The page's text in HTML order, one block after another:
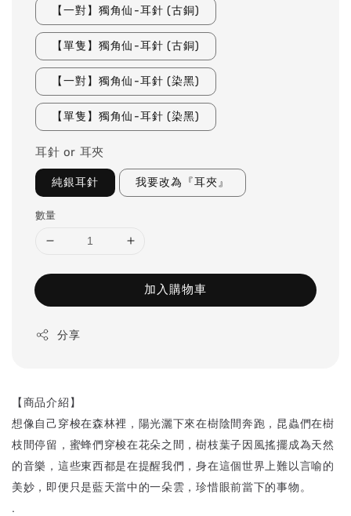
【一對】獨角仙-耳針 (古銅)
【單隻】獨角仙-耳針 (古銅)
【一對】獨角仙-耳針 (染黑)
【單隻】獨角仙-耳針 (染黑)
耳針 or 耳夾
純銀耳針 我要改為『耳夾』
數量
加入購物車
分享
【商品介紹】
想像自己穿梭在森林裡，陽光灑下來在樹陰間奔跑，昆蟲們在樹
枝間停留，蜜蜂們穿梭在花朵之間，樹枝葉子因風搖擺成為天然
的音樂，這些東西都是在提醒我們，身在這個世界上難以言喻的
美妙，即便只是藍天當中的一朵雲，珍惜眼前當下的事物。
.